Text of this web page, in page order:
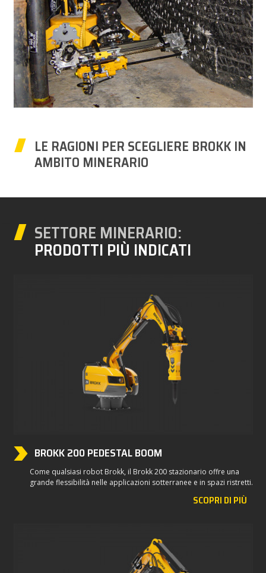
LE RAGIONI PER SCEGLIERE BROKK IN
AMBITO MINERARIO
SETTORE MINERARIO:
PRODOTTI PIÙ INDICATI
BROKK 200 PEDESTAL BOOM
Come qualsiasi robot Brokk, il Brokk 200 stazionario offre una
grande flessibilità nelle applicazioni sotterranee e in spazi ristretti.
SCOPRI DI PIÙ